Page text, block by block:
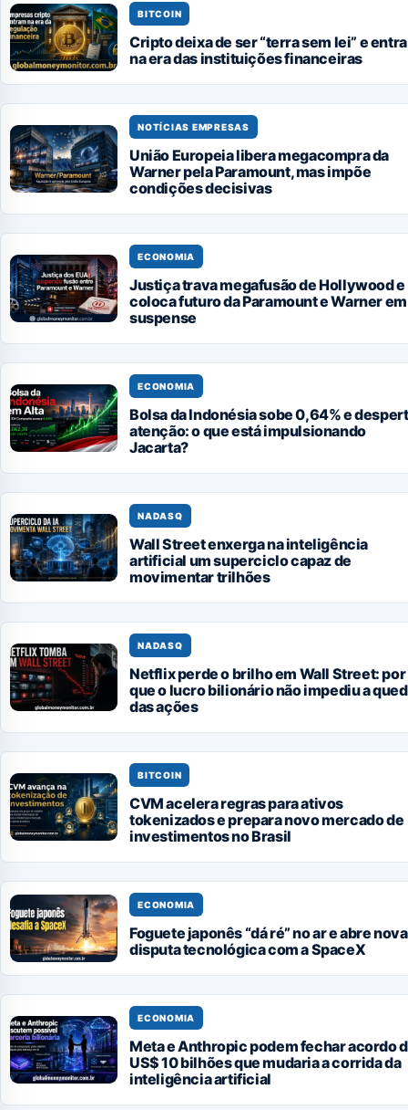
BITCOIN
Cripto deixa de ser “terra sem lei” e entra
na era das instituições financeiras
NOTÍCIAS EMPRESAS
União Europeia libera megacompra da
Warner pela Paramount, mas impõe
condições decisivas
ECONOMIA
Justiça trava megafusão de Hollywood e
coloca futuro da Paramount e Warner em
suspense
ECONOMIA
Bolsa da Indonésia sobe 0,64% e
atenção: o que está impulsionando
Jacarta?
NADASQ
Wall Street enxerga na inteligência
artificial um superciclo capaz de
movimentar trilhões
NADASQ
Netflix perde o brilho em Wall Street: por
que o lucro bilionário não impediu a
das ações
BITCOIN
CVM acelera regras para ativos
tokenizados e prepara novo mercado de
investimentos no Brasil
ECONOMIA
Foguete japonês “dá ré” no ar e abre nova
disputa tecnológica com a SpaceX
ECONOMIA
Meta e Anthropic podem fechar acordo
US$ 10 bilhões que mudaria a corrida da
inteligência artificial